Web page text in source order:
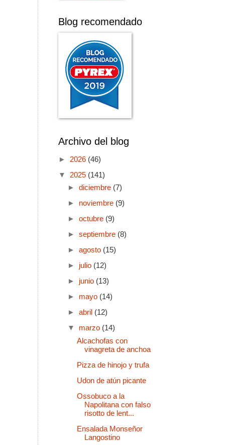
Blog recomendado
Archivo del blog
► 2026 (46)
▼ 2025 (141)
► diciembre (7)
► noviembre (9)
► octubre (9)
► septiembre (8)
► agosto (15)
► julio (12)
► junio (13)
► mayo (14)
► abril (12)
▼ marzo (14)
Alcachofas con
vinagreta de anchoa
Pizza de hinojo y trufa
Udon de atún picante
Ossobuco a la
Napolitana con falso
risotto de lent...
Ensalada Monseñor
Langostino